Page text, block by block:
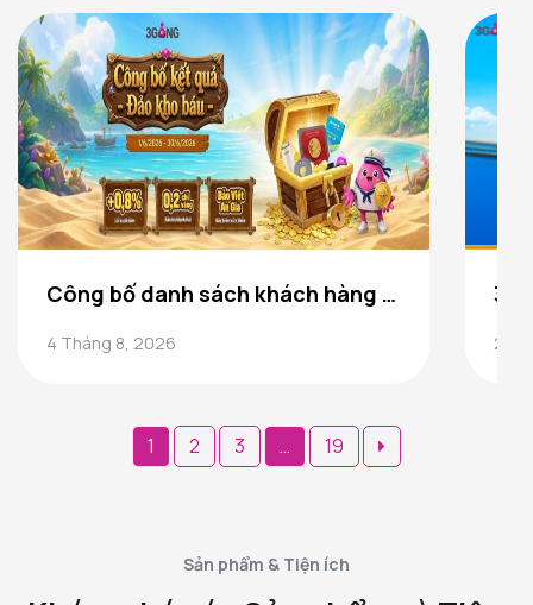
Công bố danh sách khách hàng trúng thưởng Game ” Đảo Kho Báu” 3Gang
4 Tháng 8, 2026 23
Phân
trang
1 2 3 … 19
Sản phẩm & Tiện ích